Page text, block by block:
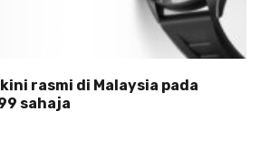
kini rasmi di Malaysia pada
sahaja